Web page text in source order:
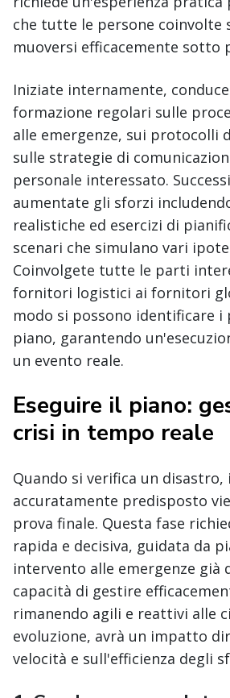
che tutte le persone coinvolte
muoversi efficacemente sotto
Iniziate internamente,
formazione regolari sulle
alle emergenze, sui protocolli
sulle strategie di
personale interessato.
aumentate gli sforzi
realistiche ed esercizi di
scenari che simulano vari
Coinvolgete tutte le parti
fornitori logistici ai fornitori
modo si possono identificare
piano, garantendo
un evento reale.
Eseguire il piano:
crisi in tempo reale
Quando si verifica un disastro,
accuratamente predisposto
prova finale. Questa fase
rapida e decisiva, guidata da
intervento alle emergenze già
capacità di gestire
rimanendo agili e reattivi alle
evoluzione, avrà un impatto
velocità e sull'efficienza degli